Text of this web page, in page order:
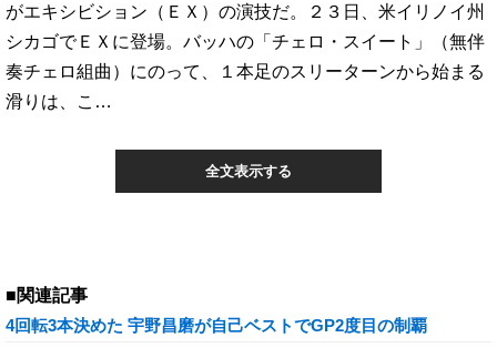
がエキシビション（ＥＸ）の演技だ。２３日、米イリノイ州
シカゴでＥＸに登場。バッハの「チェロ・スイート」（無伴
奏チェロ組曲）にのって、１本足のスリーターンから始まる
滑りは、こ…
全文表示する
■関連記事
4回転3本決めた 宇野昌磨が自己ベストでGP2度目の制覇